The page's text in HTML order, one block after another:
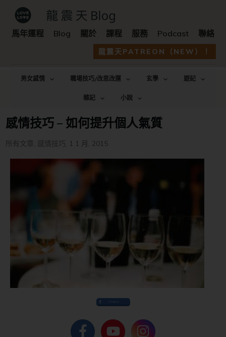
馬年運程 Blog 關於 課程 服務 Podcast 聯絡
龍震天PATREON（NEW）！
男女感情 職場技巧/改思改運 玄學
遊記
雜記
小說
感情技巧 – 如何提升個人氣質
所有文章 , 感情技巧, 1 1 月, 2015
Share